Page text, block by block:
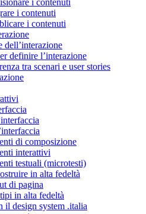
i contenuti
i contenuti
dell’interazione
definire l’interazione
tra scenari e user stories
di composizione
interattivi
testuali (microtesti)
in alta fedeltà
di pagina
in alta fedeltà
il design system .italia